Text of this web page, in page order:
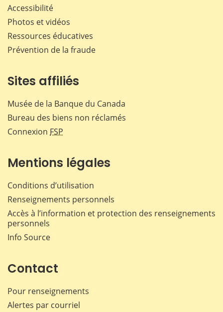
Accessibilité
Photos et vidéos
Ressources éducatives
Prévention de la fraude
Sites affiliés
Musée de la Banque du Canada
Bureau des biens non réclamés
Connexion FSP
Mentions légales
Conditions d’utilisation
Renseignements personnels
Accès à l’information et protection des renseignements
personnels
Info Source
Contact
Pour renseignements
Alertes par courriel